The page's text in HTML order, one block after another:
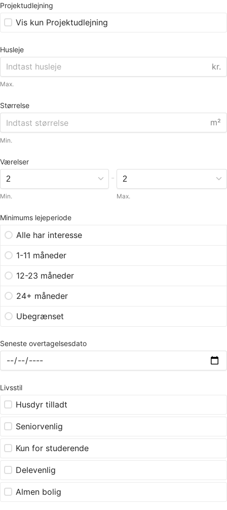
Projektudlejning
Vis kun Projektudlejning
Husleje
kr.
Max.
Størrelse
m²
Min.
Værelser
Min.
-
Max.
Minimums lejeperiode
Alle har interesse
1-11 måneder
12-23 måneder
24+ måneder
Ubegrænset
Seneste overtagelsesdato
Livsstil
Husdyr tilladt
Seniorvenlig
Kun for studerende
Delevenlig
Almen bolig